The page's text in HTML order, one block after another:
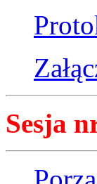
Sesja